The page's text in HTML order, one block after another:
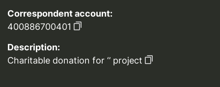
Correspondent account:
400886700401
Description:
Charitable donation for ‘’ project